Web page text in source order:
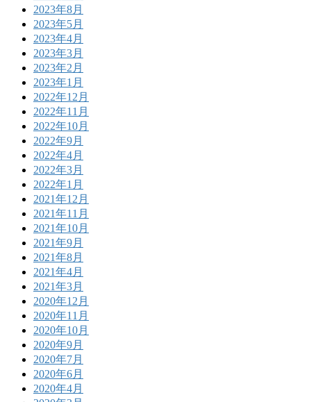
2023年8月
2023年5月
2023年4月
2023年3月
2023年2月
2023年1月
2022年12月
2022年11月
2022年10月
2022年9月
2022年4月
2022年3月
2022年1月
2021年12月
2021年11月
2021年10月
2021年9月
2021年8月
2021年4月
2021年3月
2020年12月
2020年11月
2020年10月
2020年9月
2020年7月
2020年6月
2020年4月